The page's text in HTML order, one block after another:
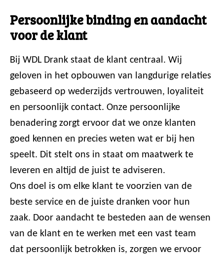
Persoonlijke binding en aandacht
voor de klant
Bij WDL Drank staat de klant centraal. Wij
geloven in het opbouwen van langdurige relaties
gebaseerd op wederzijds vertrouwen, loyaliteit
en persoonlijk contact. Onze persoonlijke
benadering zorgt ervoor dat we onze klanten
goed kennen en precies weten wat er bij hen
speelt. Dit stelt ons in staat om maatwerk te
leveren en altijd de juist te adviseren.
Ons doel is om elke klant te voorzien van de
beste service en de juiste dranken voor hun
zaak. Door aandacht te besteden aan de wensen
van de klant en te werken met een vast team
dat persoonlijk betrokken is, zorgen we ervoor